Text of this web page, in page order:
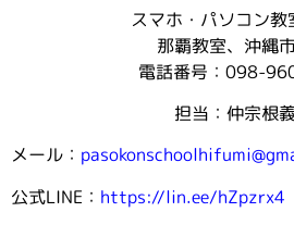
スマホ・パソコン教
那覇教室、沖縄
電話番号：098-
担当：仲宗根
メール：
公式LINE： https://lin.ee/hZpzrx4